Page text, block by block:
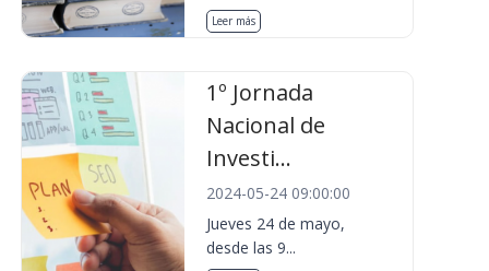
Leer más
1º Jornada
Nacional de
Investi...
2024-05-24 09:00:00
Jueves 24 de mayo,
desde las 9...